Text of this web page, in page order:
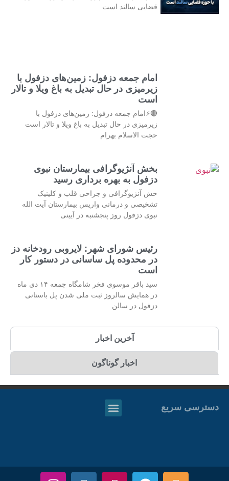
قضایی سالند است
امام جمعه دزفول: زمین‌های دزفول با
زیرمیزی در حال تبدیل به باغ ویلا و تالار
است
🔴⚡امام جمعه دزفول: زمین‌های دزفول با
زیرمیزی در حال تبدیل به باغ ویلا و تالار است
حجت الاسلام بهرام
بخش آنژیوگرافی بیمارستان نبوی
دزفول به بهره برداری رسید
خش آنژیوگرافی و جراحی قلب و کلینیک
تشخیصی و درمانی واریس بیمارستان آیت الله
نبوی دزفول روز پنجشنبه در آیینی
رئیس شورای شهر: لایروبی رودخانه دز
در محدوده پل ساسانی در دستور کار
است
سید باقر موسوی فخر شامگاه جمعه ۱۴ دی ماه
در همایش سالروز ثبت ملی شدن پل باستانی
دزفول در سالن
آخرین اخبار
اخبار گوناگون
دسترسی سریع